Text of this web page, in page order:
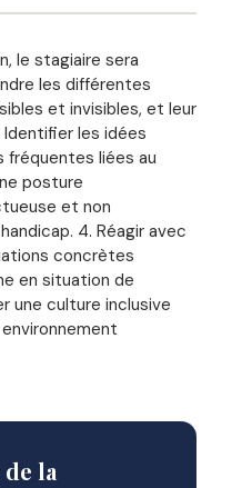
le stagiaire sera
les différentes
et invisibles, et leur
les idées
fréquentes liées au
posture
et non
4. Réagir avec
concrètes
en situation de
une culture inclusive
la